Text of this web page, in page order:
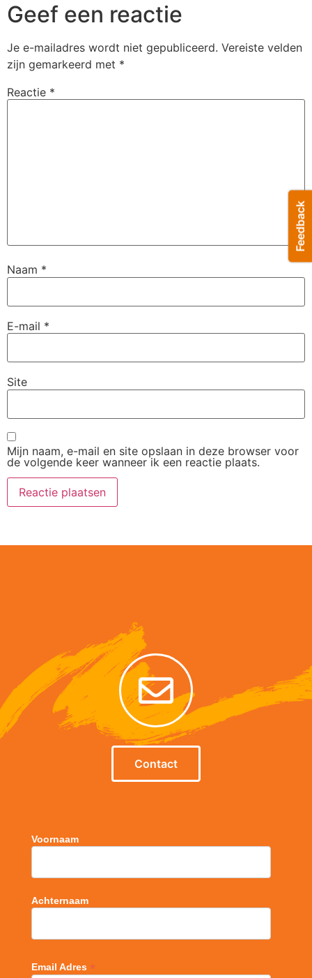
Geef een reactie
Je e-mailadres wordt niet gepubliceerd. Vereiste velden
zijn gemarkeerd met *
Reactie *
Naam *
E-mail *
Site
Mijn naam, e-mail en site opslaan in deze browser voor
de volgende keer wanneer ik een reactie plaats.
Contact
Voornaam
Achternaam
Email Adres *